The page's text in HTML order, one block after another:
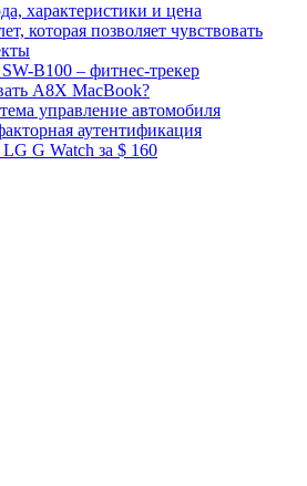
характеристики и цена
которая позволяет чувствовать
B100 – фитнес-трекер
A8X MacBook?
управление автомобиля
аутентификация
G Watch за $ 160